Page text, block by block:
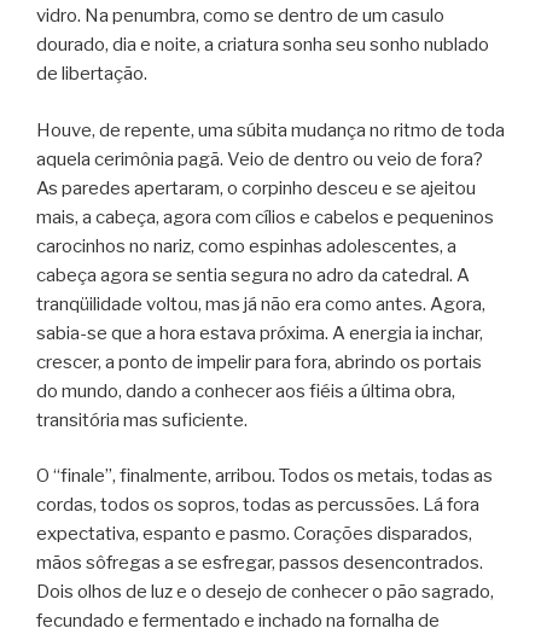
vidro. Na penumbra, como se dentro de um casulo
dourado, dia e noite, a criatura sonha seu sonho nublado
de libertação.
Houve, de repente, uma súbita mudança no ritmo de toda
aquela cerimônia pagã. Veio de dentro ou veio de fora?
As paredes apertaram, o corpinho desceu e se ajeitou
mais, a cabeça, agora com cílios e cabelos e pequeninos
carocinhos no nariz, como espinhas adolescentes, a
cabeça agora se sentia segura no adro da catedral. A
tranqüilidade voltou, mas já não era como antes. Agora,
sabia-se que a hora estava próxima. A energia ia inchar,
crescer, a ponto de impelir para fora, abrindo os portais
do mundo, dando a conhecer aos fiéis a última obra,
transitória mas suficiente.
O “finale”, finalmente, arribou. Todos os metais, todas as
cordas, todos os sopros, todas as percussões. Lá fora
expectativa, espanto e pasmo. Corações disparados,
mãos sôfregas a se esfregar, passos desencontrados.
Dois olhos de luz e o desejo de conhecer o pão sagrado,
fecundado e fermentado e inchado na fornalha de